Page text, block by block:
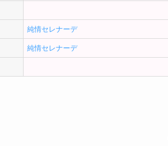
純情セレナーデ
純情セレナーデ